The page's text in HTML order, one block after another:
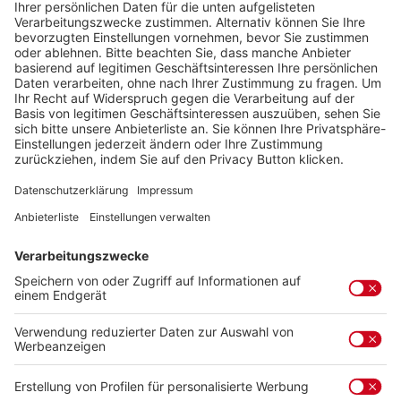
Anmeldung Fußball-Camp 2026
2026 veranstaltet AR-Sport in Kooperation mit der
Ludwigsburger Kreiszeitung ein Fußball-Camp für